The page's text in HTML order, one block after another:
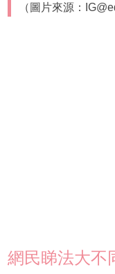
（圖片來源：
網民睇法大不